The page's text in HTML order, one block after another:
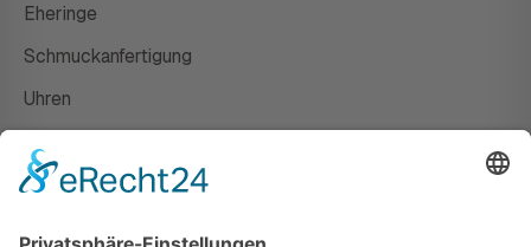
Eheringe
Schmuckanfertigung
Uhren